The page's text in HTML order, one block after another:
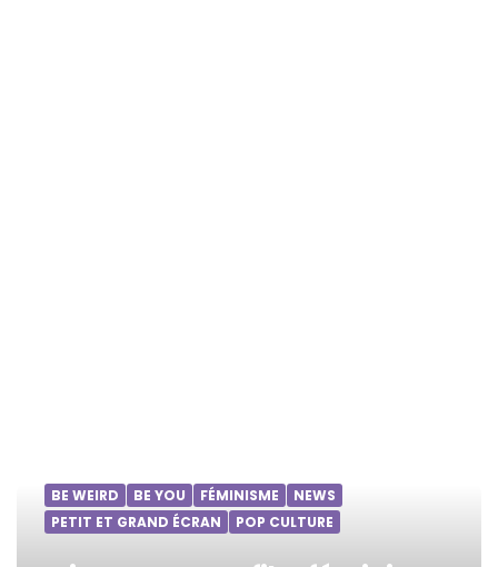
BE WEIRD BE YOU FÉMINISME
NEWS
PETIT ET GRAND ÉCRAN
POP CULTURE